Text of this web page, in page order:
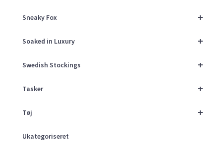
+
Sneaky Fox
+
Soaked in Luxury
+
Swedish Stockings
+
Tasker
+
Tøj
Ukategoriseret